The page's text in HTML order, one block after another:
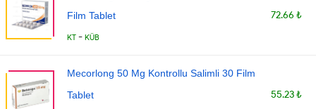
Film Tablet
KT - KÜB
72.66 ₺
Mecorlong 50 Mg Kontrollu Salimli 30 Film
Tablet
55.23 ₺